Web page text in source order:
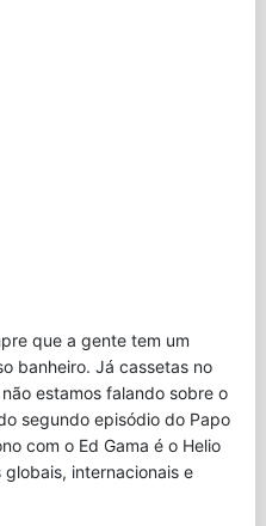
que a gente tem um
banheiro. Já cassetas no
estamos falando sobre o
segundo episódio do Papo
com o Ed Gama é o Helio
internacionais e